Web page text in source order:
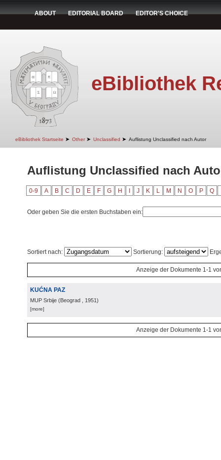
ABOUT EDITORIAL BOARD EDITOR'S CHOICE
eBibliothek
eBibliothek Startseite ➤ Other ➤ Unclassified ➤ Auflistung Unclassified nach Autor
Auflistung Unclassified nach
0-9 A B C D E F G H J K L M N O P Q
Oder geben Sie die ersten Buchstaben ein:
Sortiert nach: Sortierung:
Anzeige der Dokumente 1-1
KUĆNA PAZ
MUP Srbije (Beograd , 1951)
[more]
Anzeige der Dokumente 1-1